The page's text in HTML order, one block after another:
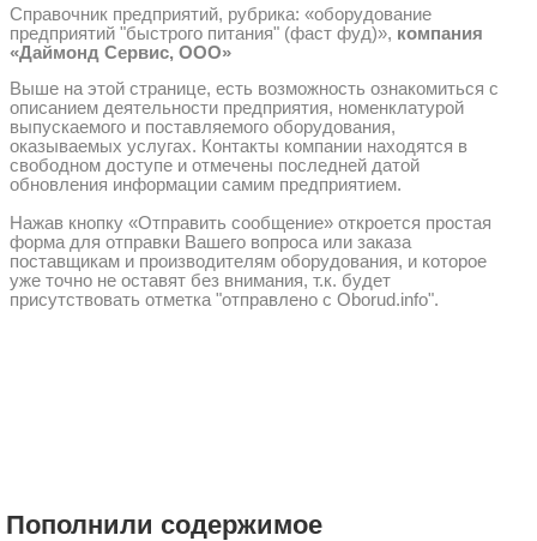
Справочник предприятий, рубрика: «оборудование
предприятий "быстрого питания" (фаст фуд)», компания
«Даймонд Сервис, ООО»
Выше на этой странице, есть возможность ознакомиться с
описанием деятельности предприятия, номенклатурой
выпускаемого и поставляемого оборудования,
оказываемых услугах. Контакты компании находятся в
свободном доступе и отмечены последней датой
обновления информации самим предприятием.
Нажав кнопку «Отправить сообщение» откроется простая
форма для отправки Вашего вопроса или заказа
поставщикам и производителям оборудования, и которое
уже точно не оставят без внимания, т.к. будет
присутствовать отметка "отправлено с Oborud.info".
Пополнили содержимое